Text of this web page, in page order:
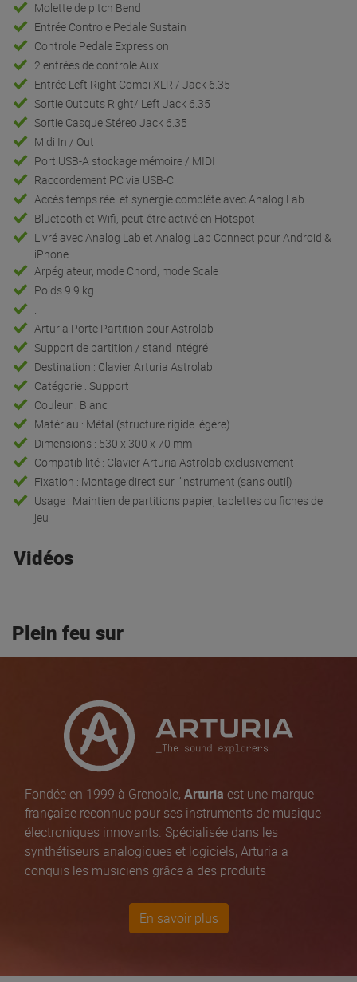
Molette de pitch Bend
Entrée Controle Pedale Sustain
Controle Pedale Expression
2 entrées de controle Aux
Entrée Left Right Combi XLR / Jack 6.35
Sortie Outputs Right/ Left Jack 6.35
Sortie Casque Stéreo Jack 6.35
Midi In / Out
Port USB-A stockage mémoire / MIDI
Raccordement PC via USB-C
Accès temps réel et synergie complète avec Analog Lab
Bluetooth et Wifi, peut-être activé en Hotspot
Livré avec Analog Lab et Analog Lab Connect pour Android &
iPhone
Arpégiateur, mode Chord, mode Scale
Poids 9.9 kg
.
Arturia Porte Partition pour Astrolab
Support de partition / stand intégré
Destination : Clavier Arturia Astrolab
Catégorie : Support
Couleur : Blanc
Matériau : Métal (structure rigide légère)
Dimensions : 530 x 300 x 70 mm
Compatibilité : Clavier Arturia Astrolab exclusivement
Fixation : Montage direct sur l’instrument (sans outil)
Usage : Maintien de partitions papier, tablettes ou fiches de
jeu
Vidéos
Plein feu sur
Fondée en 1999 à Grenoble, Arturia est une marque
française reconnue pour ses instruments de musique
électroniques innovants. Spécialisée dans les
synthétiseurs analogiques et logiciels, Arturia a
conquis les musiciens grâce à des produits
. La marque excelle également dans les
logiciels de modélisation analogique
En savoir plus